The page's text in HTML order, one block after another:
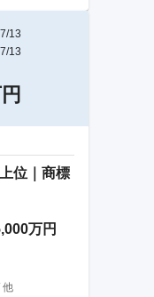
13
13
位｜商標
万円
他